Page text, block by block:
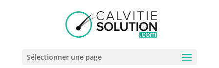
Sélectionner une page